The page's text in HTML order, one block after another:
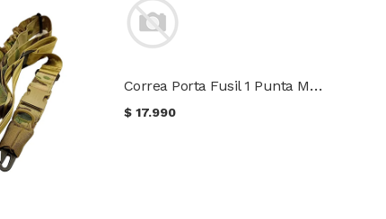
Correa Porta Fusil 1 Punta Multicam Safeguard Armour
$ 17.990